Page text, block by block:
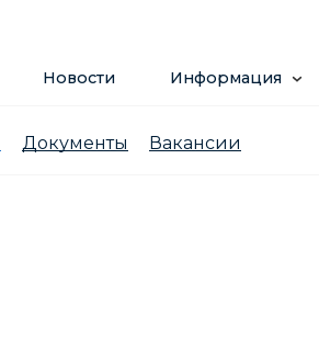
Новости Информация
Документы Вакансии